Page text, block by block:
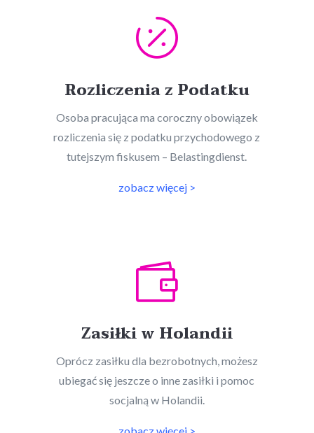

Rozliczenia z Podatku
Osoba pracująca ma coroczny obowiązek
rozliczenia się z podatku przychodowego z
tutejszym fiskusem – Belastingdienst.
zobacz więcej >

Zasiłki w Holandii
Oprócz zasiłku dla bezrobotnych, możesz
ubiegać się jeszcze o inne zasiłki i pomoc
socjalną w Holandii.